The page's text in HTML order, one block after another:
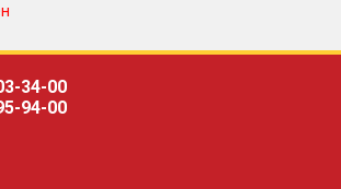
34-00
94-00